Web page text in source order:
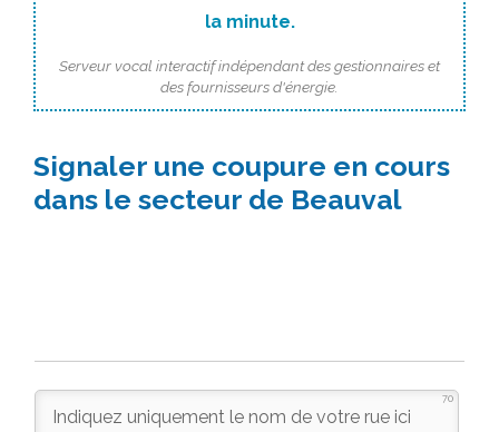
la minute.
Serveur vocal interactif indépendant des gestionnaires et
des fournisseurs d'énergie.
Signaler une coupure en cours
dans le secteur de Beauval
70